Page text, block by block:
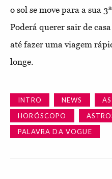
o sol se move para a sua
Poderá querer sair de
até fazer uma viagem
longe.
INTRO NEWS
HORÓSCOPO
PALAVRA DA VOGUE